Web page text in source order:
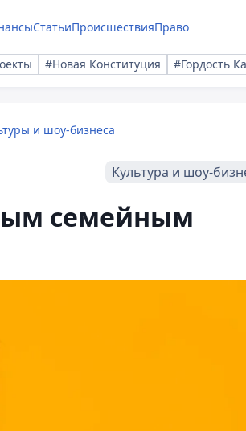
СтатьиПроисшествияПраво
#Новая Конституция #Гордость
и шоу-бизнеса
Культура и шоу-
семейным